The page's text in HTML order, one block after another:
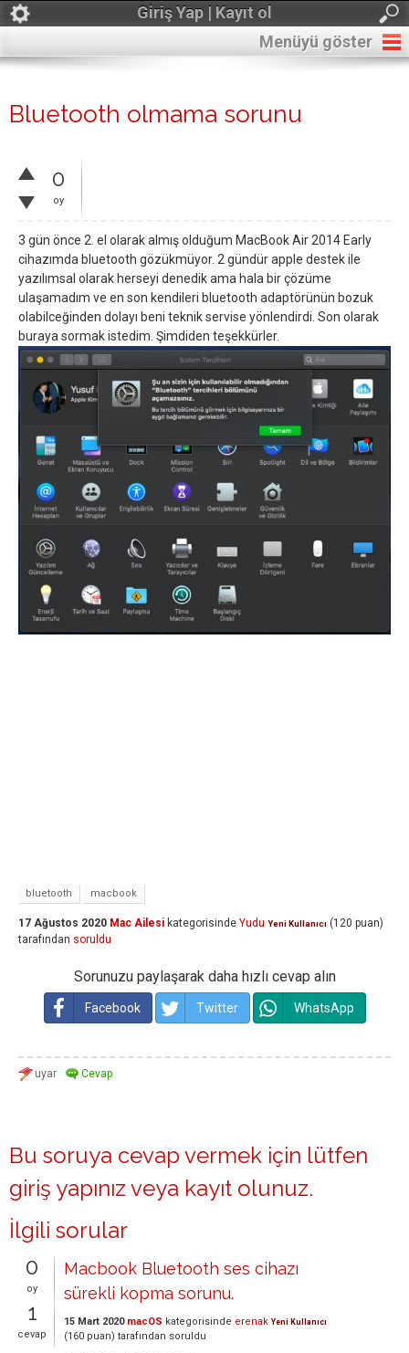
Giriş Yap | Kayıt ol
Menüyü göster
Bluetooth olmama sorunu
0
oy
3 gün önce 2. el olarak almış olduğum MacBook Air 2014 Early
cihazımda bluetooth gözükmüyor. 2 gündür apple destek ile
yazılımsal olarak herseyi denedik ama hala bir çözüme
ulaşamadım ve en son kendileri bluetooth adaptörünün bozuk
olabilceğinden dolayı beni teknik servise yönlendirdi. Son olarak
buraya sormak istedim. Şimdiden teşekkürler.
bluetooth macbook
17 Ağustos 2020 Mac Ailesi kategorisinde Yudu Yeni Kullanıcı (120 puan)
tarafından soruldu
Sorunuzu paylaşarak daha hızlı cevap alın
Facebook Twitter WhatsApp
Bu soruya cevap vermek için lütfen
giriş yapınız veya kayıt olunuz.
İlgili sorular
0
oy
1
cevap
Macbook Bluetooth ses cihazı
sürekli kopma sorunu.
15 Mart 2020 macOS kategorisinde erenak Yeni Kullanıcı
(160 puan) tarafından soruldu